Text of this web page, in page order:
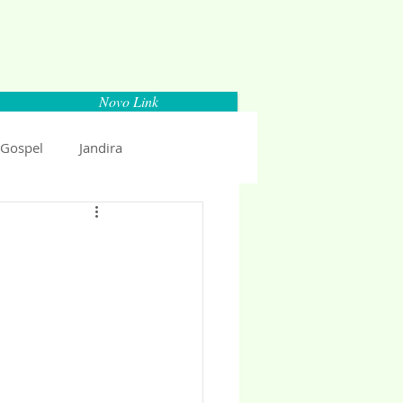
Novo Link
Jandira
Espaço Parlamentar